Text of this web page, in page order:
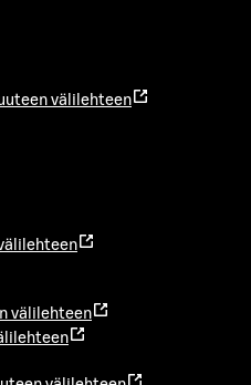
välilehteen
välilehteen